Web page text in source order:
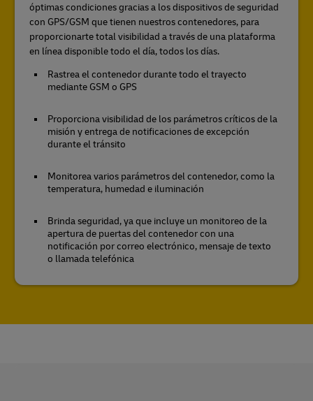
óptimas condiciones gracias a los dispositivos de seguridad
con GPS/GSM que tienen nuestros contenedores, para
proporcionarte total visibilidad a través de una plataforma
en línea disponible todo el día, todos los días.
Rastrea el contenedor durante todo el trayecto
mediante GSM o GPS
Proporciona visibilidad de los parámetros críticos de la
misión y entrega de notificaciones de excepción
durante el tránsito
Monitorea varios parámetros del contenedor, como la
temperatura, humedad e iluminación
Brinda seguridad, ya que incluye un monitoreo de la
apertura de puertas del contenedor con una
notificación por correo electrónico, mensaje de texto
o llamada telefónica